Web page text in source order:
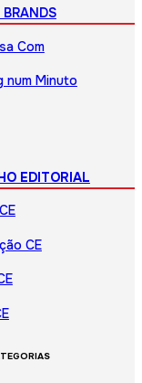
Com
num Minuto
EDITORIAL
CE